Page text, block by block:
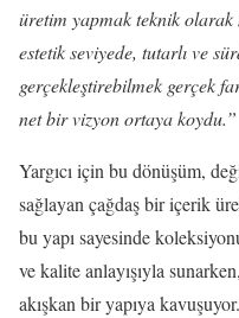
üretim yapmak teknik
estetik seviyede, tutarlı ve
gerçekleştirebilmek gerçek
net bir vizyon ortaya koydu.”
Yargıcı için bu dönüşüm,
sağlayan çağdaş bir içerik
bu yapı sayesinde
ve kalite anlayışıyla
akışkan bir yapıya